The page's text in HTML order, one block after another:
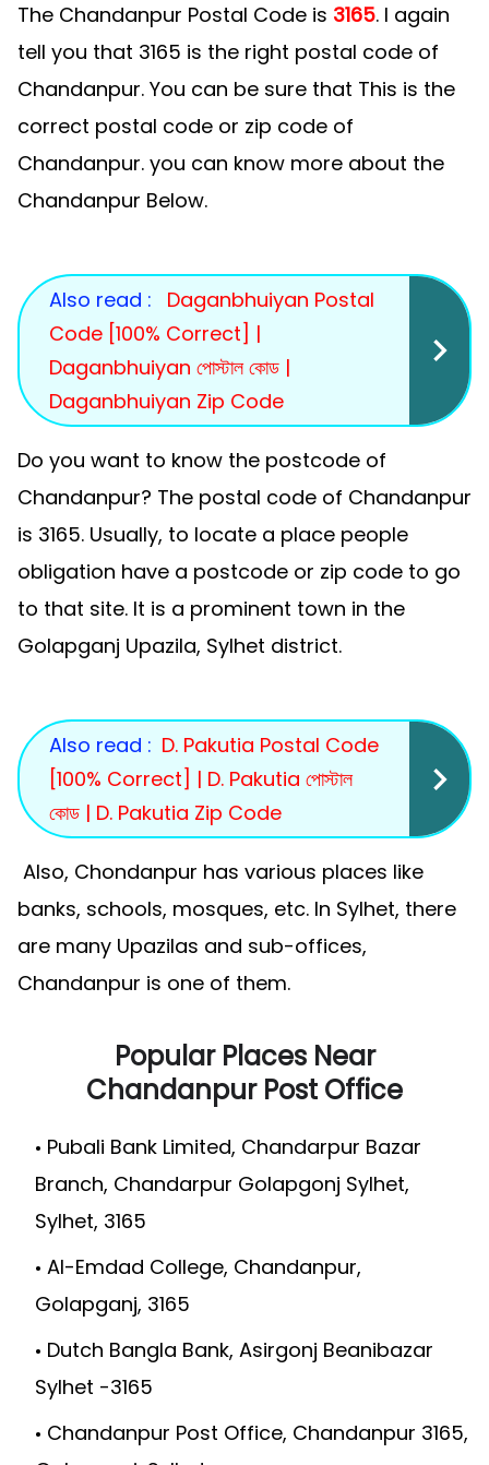
The Chandanpur Postal Code is 3165. I again
tell you that 3165 is the right postal code of
Chandanpur. You can be sure that This is the
correct postal code or zip code of
Chandanpur. you can know more about the
Chandanpur Below.
Also read :
Daganbhuiyan Postal
Code [100% Correct] |
Daganbhuiyan পোস্টাল কোড |
Daganbhuiyan Zip Code
Do you want to know the postcode of
Chandanpur? The postal code of Chandanpur
is 3165. Usually, to locate a place people
obligation have a postcode or zip code to go
to that site. It is a prominent town in the
Golapganj Upazila, Sylhet district.
Also read : D. Pakutia Postal Code
[100% Correct] | D. Pakutia পোস্টাল
কোড | D. Pakutia Zip Code
Also, Chondanpur has various places like
banks, schools, mosques, etc. In Sylhet, there
are many Upazilas and sub-offices,
Chandanpur is one of them.
Popular Places Near
Chandanpur Post Office
Pubali Bank Limited, Chandarpur Bazar
Branch, Chandarpur Golapgonj Sylhet,
Sylhet, 3165
Al-Emdad College, Chandanpur,
Golapganj, 3165
Dutch Bangla Bank, Asirgonj Beanibazar
Sylhet -3165
Chandanpur Post Office, Chandanpur 3165,